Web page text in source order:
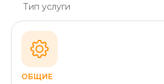
Тип услуги
ОБЩИЕ